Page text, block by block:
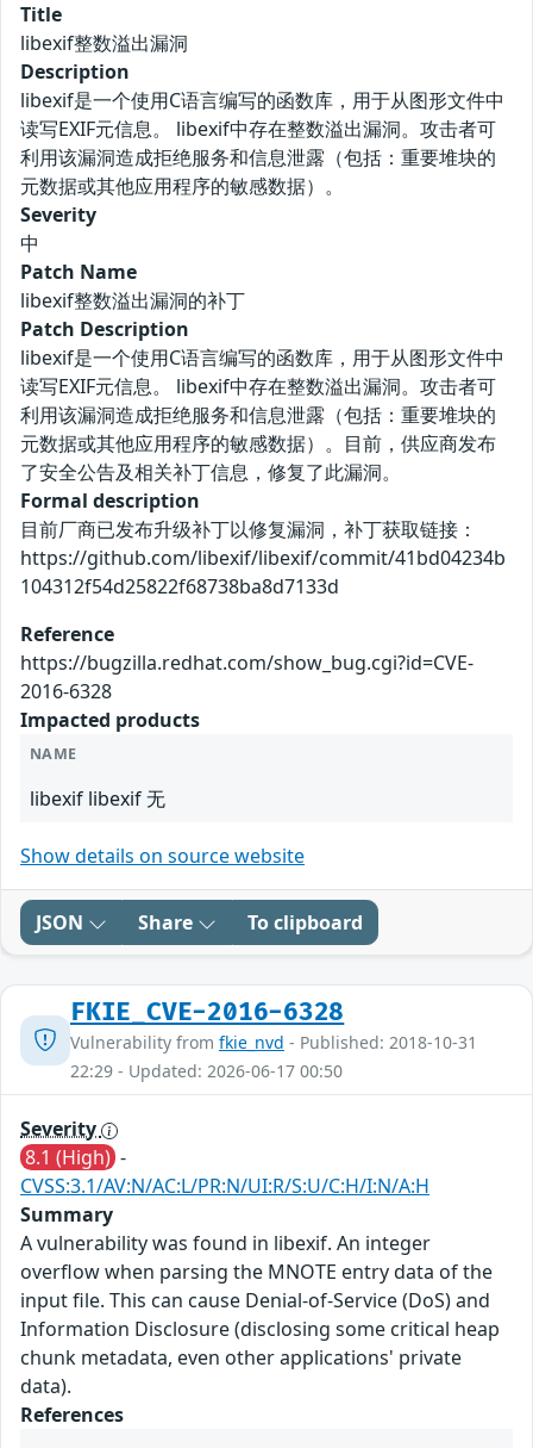
Title
libexif整数溢出漏洞
Description
libexif是一个使用C语言编写的函数库，用于从图形文件中
读写EXIF元信息。 libexif中存在整数溢出漏洞。攻击者可
利用该漏洞造成拒绝服务和信息泄露（包括：重要堆块的
元数据或其他应用程序的敏感数据）。
Severity
中
Patch Name
libexif整数溢出漏洞的补丁
Patch Description
libexif是一个使用C语言编写的函数库，用于从图形文件中
读写EXIF元信息。 libexif中存在整数溢出漏洞。攻击者可
利用该漏洞造成拒绝服务和信息泄露（包括：重要堆块的
元数据或其他应用程序的敏感数据）。目前，供应商发布
了安全公告及相关补丁信息，修复了此漏洞。
Formal description
目前厂商已发布升级补丁以修复漏洞，补丁获取链接：
https://github.com/libexif/libexif/commit/41bd04234b
104312f54d25822f68738ba8d7133d
Reference
https://bugzilla.redhat.com/show_bug.cgi?id=CVE-
2016-6328
Impacted products
NAME
libexif libexif 无
Show details on source website
JSON Share To clipboard
FKIE_CVE-2016-6328
Vulnerability from fkie_nvd - Published: 2018-10-31
22:29 - Updated: 2026-06-17 00:50
Severity
8.1 (High) -
CVSS:3.1/AV:N/AC:L/PR:N/UI:R/S:U/C:H/I:N/A:H
Summary
A vulnerability was found in libexif. An integer
overflow when parsing the MNOTE entry data of the
input file. This can cause Denial-of-Service (DoS) and
Information Disclosure (disclosing some critical heap
chunk metadata, even other applications' private
data).
References